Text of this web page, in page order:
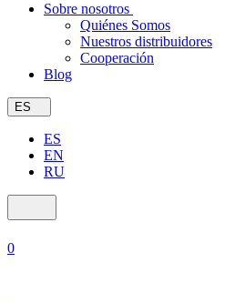
Sobre nosotros
Quiénes Somos
Nuestros distribuidores
Cooperación
Blog
ES
ES
EN
RU
0